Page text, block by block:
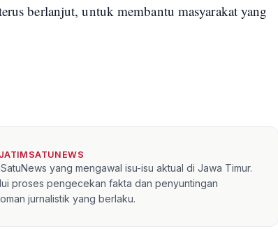
berlanjut, untuk membantu masyarakat yang
yang mengawal isu-isu aktual di Jawa Timur.
proses pengecekan fakta dan penyuntingan
jurnalistik yang berlaku.